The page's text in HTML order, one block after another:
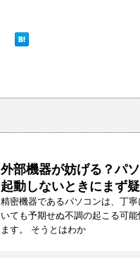
外部機器が妨げる？パ
起動しないときにまず
精密機器であるパソコンは、丁寧
いても予期せぬ不調の起こる可能
ます。 そうとはわか